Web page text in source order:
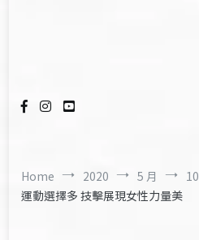
Home 2020 5 月
10
運動選擇多 技擊展現女性力量美